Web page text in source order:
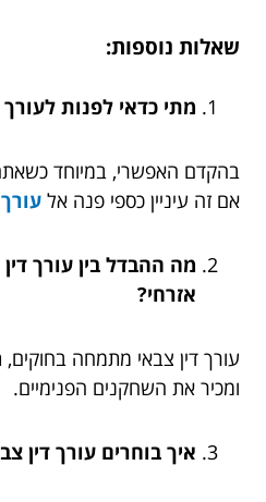
שאלות נוספות:
מתי כדאי לפנות לעורך
בהקדם האפשרי, במיוחד
אם זה עיניין כספי פנה אל
מה ההבדל בין עורך דין
אזרחי?
עורך דין צבאי מתמחה בחוקים,
ומכיר את השחקנים הפנימיים.
איך בוחרים עורך דין